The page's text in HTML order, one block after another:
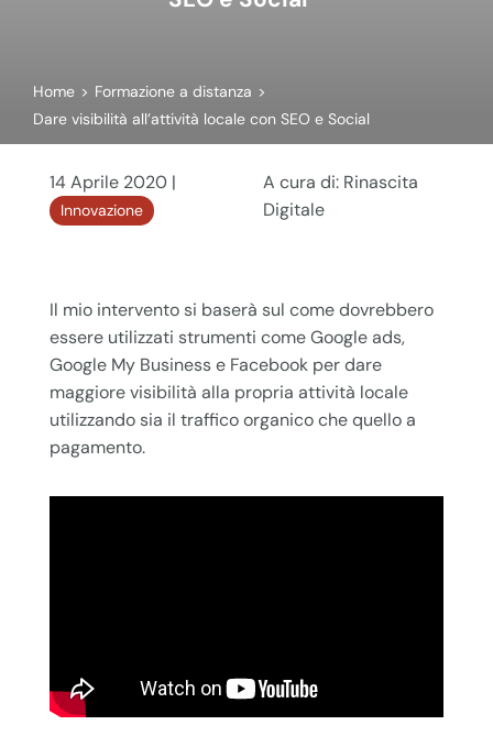
Home > Formazione a distanza >
Dare visibilità all’attività locale con SEO e Social
14 Aprile 2020 |
Innovazione
A cura di: Rinascita
Digitale
Il mio intervento si baserà sul come dovrebbero
essere utilizzati strumenti come Google ads,
Google My Business e Facebook per dare
maggiore visibilità alla propria attività locale
utilizzando sia il traffico organico che quello a
pagamento.